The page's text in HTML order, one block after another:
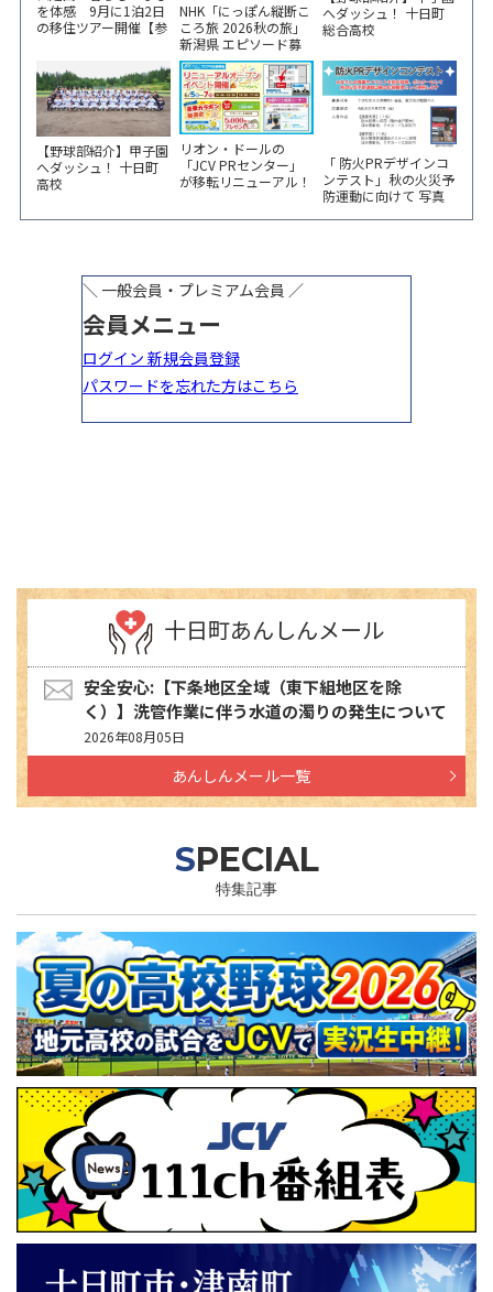
を体感 9月に1泊2日
の移住ツアー開催【参
NHK「にっぽん縦断こ
ころ旅 2026秋の旅」
新潟県 エピソード募
集中！
へダッシュ！ 十日町
総合高校
【野球部紹介】甲子園
へダッシュ！ 十日町
高校
リオン・ドールの
「JCV PRセンター」
が移転リニューアル！
「 防火PRデザインコ
ンテスト」秋の火災予
防運動に向けて 写真
十日町あんしんメール
安全安心:【下条地区全域（東下組地区を除
く）】洗管作業に伴う水道の濁りの発生について
2026年08月05日
あんしんメール一覧
SPECIAL
特集記事